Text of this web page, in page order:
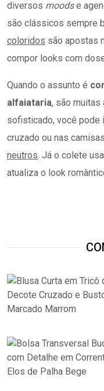
diversos moodse
são clássicos sempre
coloridos são apostas
compor looks com
Quando o assunto é
alfaiataria, são
sofisticado, você pode
cruzado ou nas
neutros. Já o colete
atualiza o look